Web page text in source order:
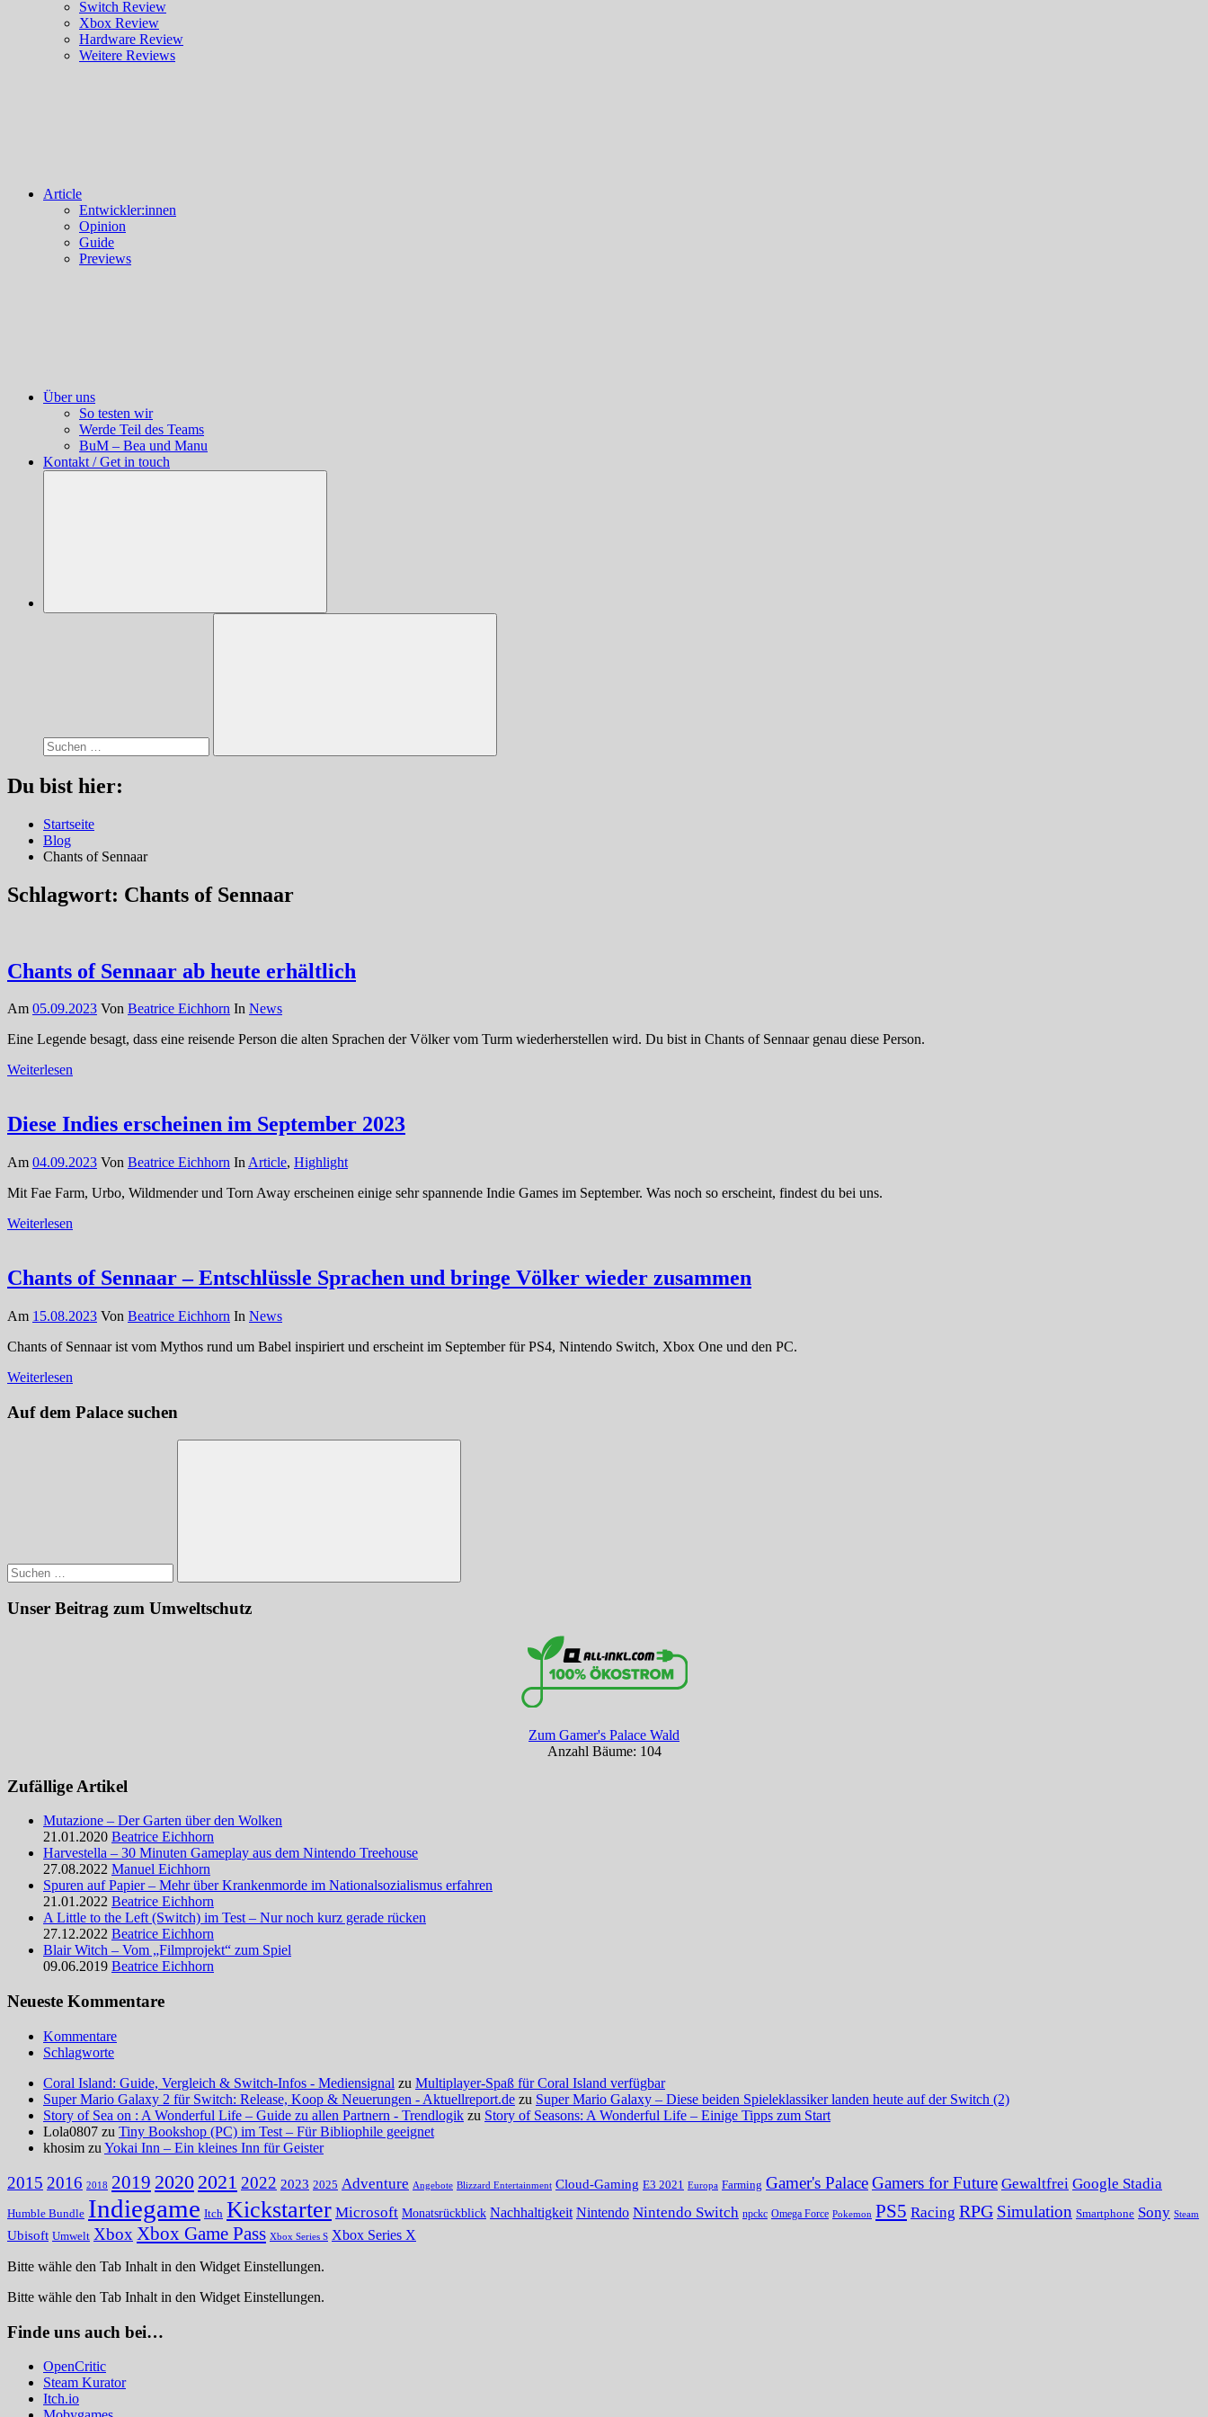
Switch Review
Xbox Review
Hardware Review
Weitere Reviews
Article
Entwickler:innen
Opinion
Guide
Previews
Über uns
So testen wir
Werde Teil des Teams
BuM – Bea und Manu
Kontakt / Get in touch
Suchen
Du bist hier:
Startseite
Blog
Chants of Sennaar
Schlagwort: Chants of Sennaar
Chants of Sennaar ab heute erhältlich
Am 05.09.2023 Von Beatrice Eichhorn In News
Eine Legende besagt, dass eine reisende Person die alten Sprachen der Völker vom Turm wiederherstellen wird. Du bist in Chants of Sennaar genau diese Person.
Weiterlesen
Diese Indies erscheinen im September 2023
Am 04.09.2023 Von Beatrice Eichhorn In Article, Highlight
Mit Fae Farm, Urbo, Wildmender und Torn Away erscheinen einige sehr spannende Indie Games im September. Was noch so erscheint, findest du bei uns.
Weiterlesen
Chants of Sennaar – Entschlüssle Sprachen und bringe Völker wieder zusammen
Am 15.08.2023 Von Beatrice Eichhorn In News
Chants of Sennaar ist vom Mythos rund um Babel inspiriert und erscheint im September für PS4, Nintendo Switch, Xbox One und den PC.
Weiterlesen
Auf dem Palace suchen
Suchen
Unser Beitrag zum Umweltschutz
Zum Gamer's Palace Wald
Anzahl Bäume: 104
Zufällige Artikel
Mutazione – Der Garten über den Wolken
21.01.2020 Beatrice Eichhorn
Harvestella – 30 Minuten Gameplay aus dem Nintendo Treehouse
27.08.2022 Manuel Eichhorn
Spuren auf Papier – Mehr über Krankenmorde im Nationalsozialismus erfahren
21.01.2022 Beatrice Eichhorn
A Little to the Left (Switch) im Test – Nur noch kurz gerade rücken
27.12.2022 Beatrice Eichhorn
Blair Witch – Vom „Filmprojekt“ zum Spiel
09.06.2019 Beatrice Eichhorn
Neueste Kommentare
Kommentare
Schlagworte
Coral Island: Guide, Vergleich & Switch-Infos - Mediensignal zu Multiplayer-Spaß für Coral Island verfügbar
Super Mario Galaxy 2 für Switch: Release, Koop & Neuerungen - Aktuellreport.de zu Super Mario Galaxy – Diese beiden Spieleklassiker landen heute auf der Switch (2)
Story of Sea on : A Wonderful Life – Guide zu allen Partnern - Trendlogik zu Story of Seasons: A Wonderful Life – Einige Tipps zum Start
Lola0807 zu Tiny Bookshop (PC) im Test – Für Bibliophile geeignet
khosim zu Yokai Inn – Ein kleines Inn für Geister
2015 2016 2018 2019 2020 2021 2022 2023 2025 Adventure Angebote Blizzard Entertainment Cloud-Gaming E3 2021 Europa Farming Gamer's PalaceGamers for Future Gewaltfrei Google Stadia
Humble Bundle Indiegame Itch Kickstarter Microsoft Monatsrückblick Nachhaltigkeit Nintendo Nintendo Switch npckc Omega Force Pokemon PS5 Racing RPG Simulation Smartphone Sony Steam
Ubisoft Umwelt Xbox Xbox Game Pass Xbox Series S Xbox Series X
Bitte wähle den Tab Inhalt in den Widget Einstellungen.
Bitte wähle den Tab Inhalt in den Widget Einstellungen.
Finde uns auch bei…
OpenCritic
Steam Kurator
Itch.io